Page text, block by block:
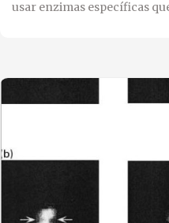
usar enzimas específicas